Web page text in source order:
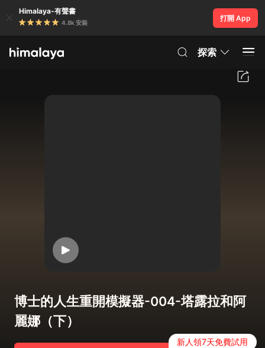
Himalaya-有聲書
4.8k 安裝
打開 App
探索
博士的人生重開模擬器-004-塔露拉和阿
麗娜（下）
新人領7天免費試用